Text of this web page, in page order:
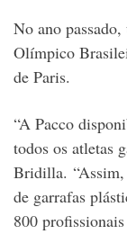
No ano
Olímpico
de Paris.
“A Pacco
todos os atletas
Bridilla. “Assim,
de garrafas
800